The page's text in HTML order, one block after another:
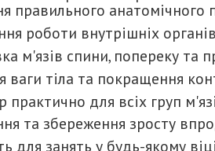
правильного анатомічного
роботи внутрішніх
м'язів спини, попереку та
ваги тіла та покращення
практично для всіх груп
та збереження зросту
для занять у будь-якому віці